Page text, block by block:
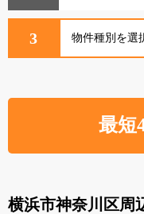
3
横浜市神奈川区周